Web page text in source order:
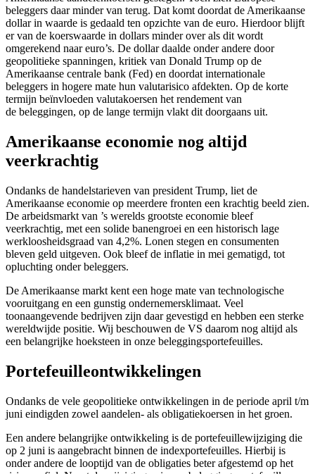
beleggers daar minder van terug. Dat komt doordat de Amerikaanse
dollar in waarde is gedaald ten opzichte van de euro. Hierdoor blijft
er van de koerswaarde in dollars minder over als dit wordt
omgerekend naar euro’s. De dollar daalde onder andere door
geopolitieke spanningen, kritiek van Donald Trump op de
Amerikaanse centrale bank (Fed) en doordat internationale
beleggers in hogere mate hun valutarisico afdekten. Op de korte
termijn beïnvloeden valutakoersen het rendement van
de beleggingen, op de lange termijn vlakt dit doorgaans uit.
Amerikaanse economie nog altijd
veerkrachtig
Ondanks de handelstarieven van president Trump, liet de
Amerikaanse economie op meerdere fronten een krachtig beeld zien.
De arbeidsmarkt van ’s werelds grootste economie bleef
veerkrachtig, met een solide banengroei en een historisch lage
werkloosheidsgraad van 4,2%. Lonen stegen en consumenten
bleven geld uitgeven. Ook bleef de inflatie in mei gematigd, tot
opluchting onder beleggers.
De Amerikaanse markt kent een hoge mate van technologische
vooruitgang en een gunstig ondernemersklimaat. Veel
toonaangevende bedrijven zijn daar gevestigd en hebben een sterke
wereldwijde positie. Wij beschouwen de VS daarom nog altijd als
een belangrijke hoeksteen in onze beleggingsportefeuilles.
Portefeuilleontwikkelingen
Ondanks de vele geopolitieke ontwikkelingen in de periode april t/m
juni eindigden zowel aandelen- als obligatiekoersen in het groen.
Een andere belangrijke ontwikkeling is de portefeuillewijziging die
op 2 juni is aangebracht binnen de indexportefeuilles. Hierbij is
onder andere de looptijd van de obligaties beter afgestemd op het